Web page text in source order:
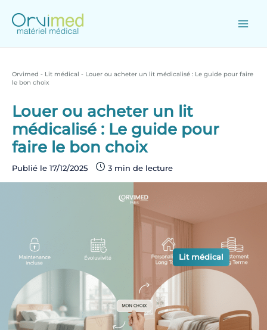
content
Orvimed - Lit médical - Louer ou acheter un lit médicalisé : Le guide pour faire
le bon choix
Louer ou acheter un lit
médicalisé : Le guide pour
faire le bon choix
Publié le 17/12/2025
Lit médical